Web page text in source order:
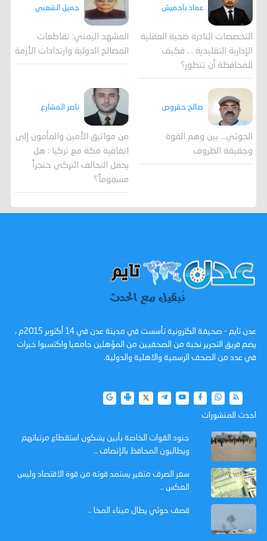
عماد باحميش
التخصصات النادرة ضحية العقلية
الإدارية التقليدية . . فكيف
للمحافظة أن تتطور؟
جميل الشعبي
المشهد اليمني: تقاطعات
المصالح الدولية وارتدادات الأزمة
صالح حقروص
الحوثي... بين وهم القوة
وحقيقة الظروف
ناصر المشارع
من مواثيق الأمين والمأمون إلى
اتفاقية مكة مع تركيا : هل
يحمل التحالف التركي خنجراً
مسموماً؟
عدن تايم - صحيفة الكترونية تأسست في مدينة عدن في 14 أكتوبر 2015م ،
يضم فريق التحرير نخبة من الصحفيين من المؤهلين جامعيا واكتسبوا خبرات
في عدد من الصحف الرسمية والاهلية والدولية.
احدث المنشورات
جنود القوات الخاصة بأبين يشكون استقطاع مرتباتهم
ويطالبون المحافظ بالإنصاف ..
سعر الصرف متغير يستمد قوته من قوة الاقتصاد وليس
العكس ..
قصف حوثي يطال ميناء المخا ..